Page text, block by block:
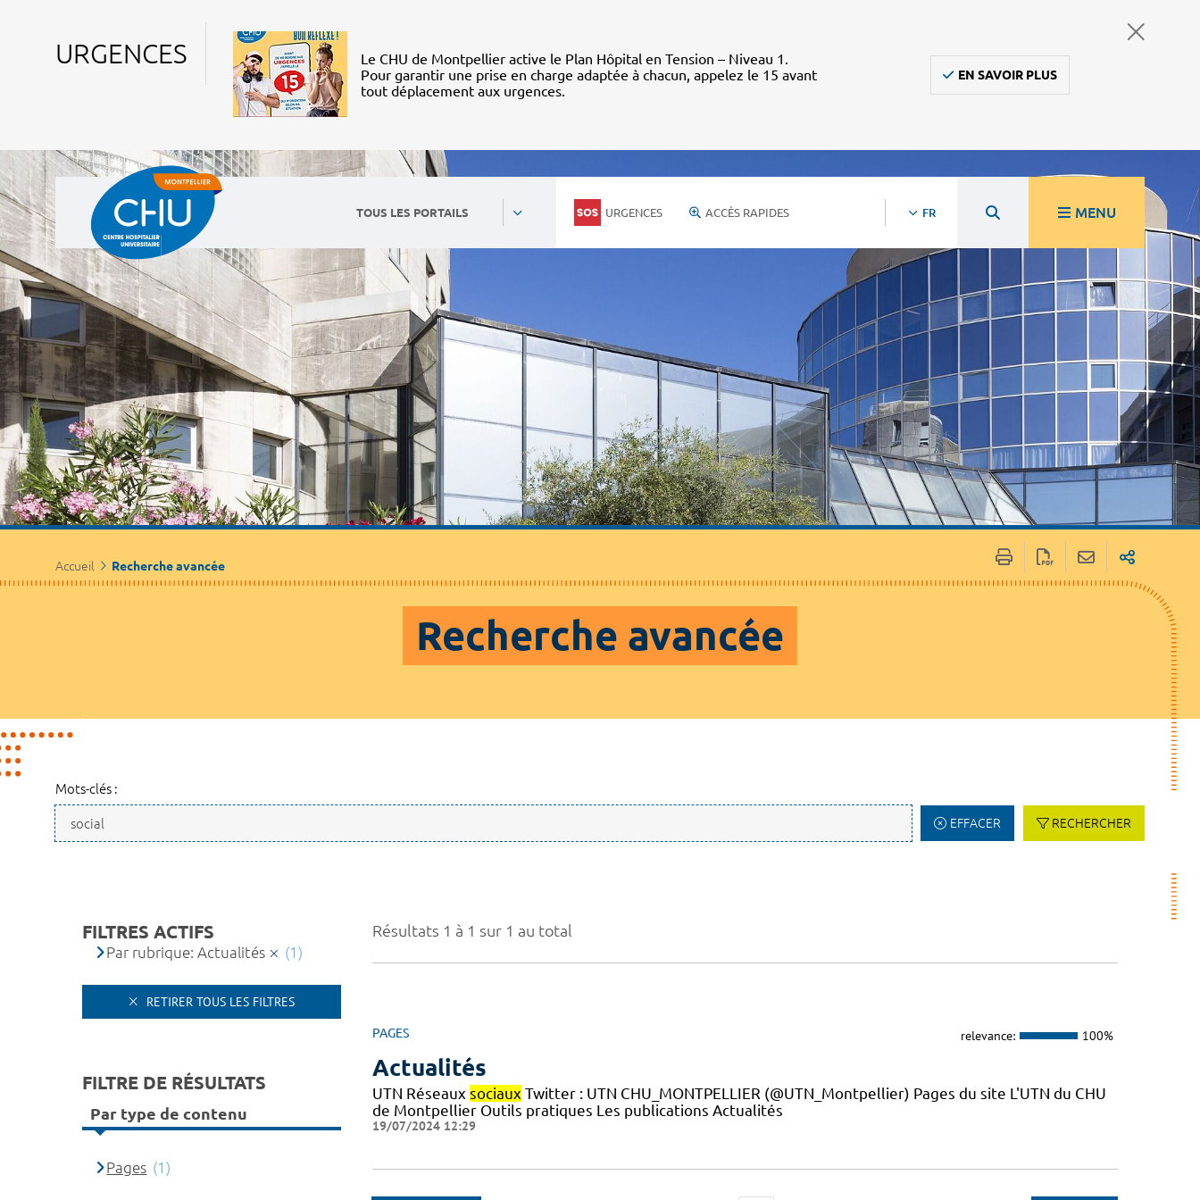
URGENCES
Le CHU de Montpellier active le Plan Hôpital en Tension – Niveau 1.
Pour garantir une prise en charge adaptée à chacun, appelez le 15 avant
tout déplacement aux urgences.
EN SAVOIR PLUS
TOUS LES PORTAILS URGENCES ACCÈS RAPIDES FR MENU
Accueil Recherche avancée
Recherche avancée
Mots-clés :
EFFACER RECHERCHER
Résultats 1 à 1 sur 1 au total
PAGES relevance: 100%
Actualités
UTN Réseaux sociaux Twitter : UTN CHU_MONTPELLIER (@UTN_Montpellier) Pages du site L'UTN du CHU
de Montpellier Outils pratiques Les publications Actualités
19/07/2024 12:29
FILTRES ACTIFS
Par rubrique: Actualités (1)
RETIRER TOUS LES FILTRES
FILTRE DE RÉSULTATS
Par type de contenu
Pages (1)